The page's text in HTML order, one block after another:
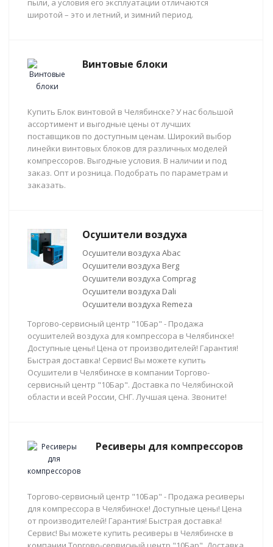
пыли, а условия его эксплуатации отличаются
широтой – это и летний, и зимний период.
Винтовые блоки
Купить Блок винтовой в Челябинске? У нас большой
ассортимент и выгодные цены от лучших
поставщиков по доступным ценам. Широкий выбор
линейки винтовых блоков для различных моделей
компрессоров. Выгодные условия. В наличии и под
заказ. Опт и розница. Подобрать по параметрам и
заказать.
Осушители воздуха
Осушители воздуха Abac
Осушители воздуха Berg
Осушители воздуха Comprag
Осушители воздуха Dali
Осушители воздуха Remeza
Торгово-сервисный центр "10Бар" - Продажа
осушителей воздуха для компрессора в Челябинске!
Доступные цены! Цена от производителей! Гарантия!
Быстрая доставка! Сервис! Вы можете купить
Осушители в Челябинске в компании Торгово-
сервисный центр "10Бар". Доставка по Челябинской
области и всей России, СНГ. Лучшая цена. Звоните!
Ресиверы для компрессоров
Торгово-сервисный центр "10Бар" - Продажа ресиверы
для компрессора в Челябинске! Доступные цены! Цена
от производителей! Гарантия! Быстрая доставка!
Сервис! Вы можете купить ресиверы в Челябинске в